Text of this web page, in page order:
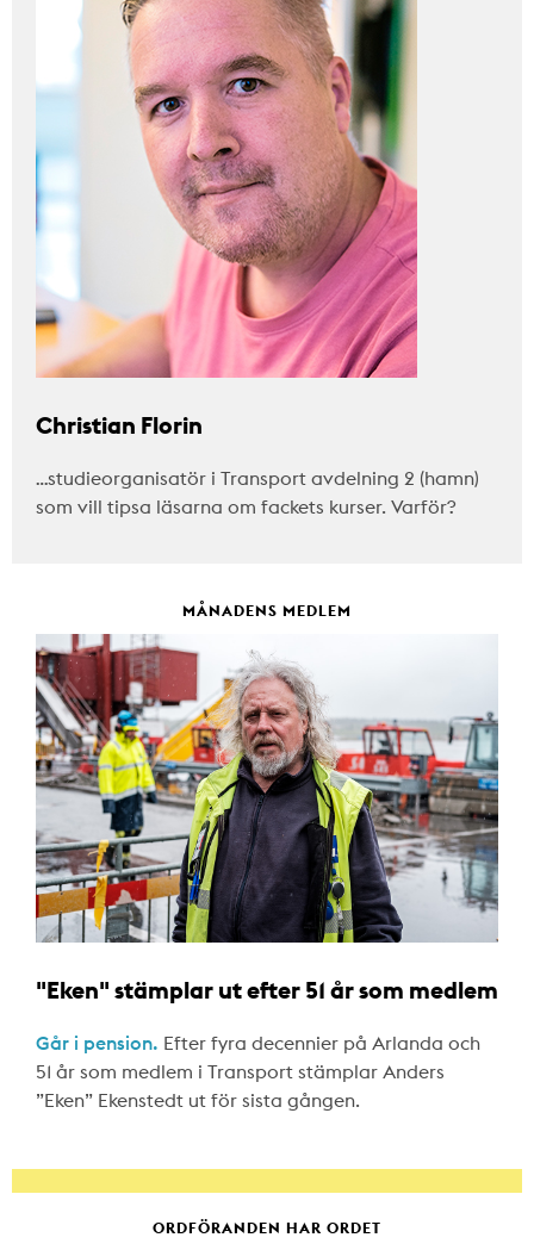
Christian Florin
…studieorganisatör i Transport avdelning 2 (hamn)
som vill tipsa läsarna om fackets kurser. Varför?
MÅNADENS MEDLEM
"Eken" stämplar ut efter 51 år som medlem
Går i pension. Efter fyra decennier på Arlanda och
51 år som medlem i Transport stämplar Anders
”Eken” Ekenstedt ut för sista gången.
ORDFÖRANDEN HAR ORDET